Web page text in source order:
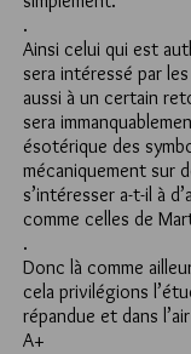
.
Ainsi celui qui est
sera intéressé par
aussi à un certain
sera
ésotérique des
mécaniquement sur
s’intéresser a-t-il à
comme celles de
.
Donc là comme
cela privilégions
répandue et dans
A+